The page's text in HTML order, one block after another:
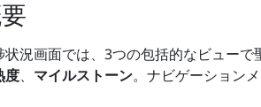
状況画面では、3つの包括的なビューで
度、 マイルストーン。ナビゲーション